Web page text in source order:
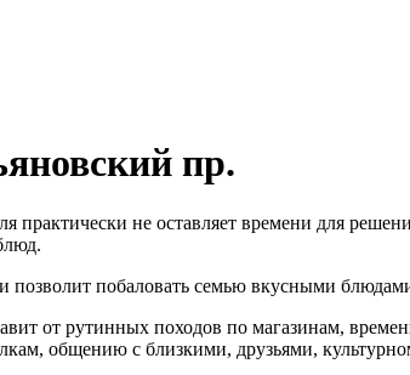
пр.
практически не оставляет времени для
позволит побаловать семью вкусными
от рутинных походов по магазинам,
общению с близкими, друзьями,